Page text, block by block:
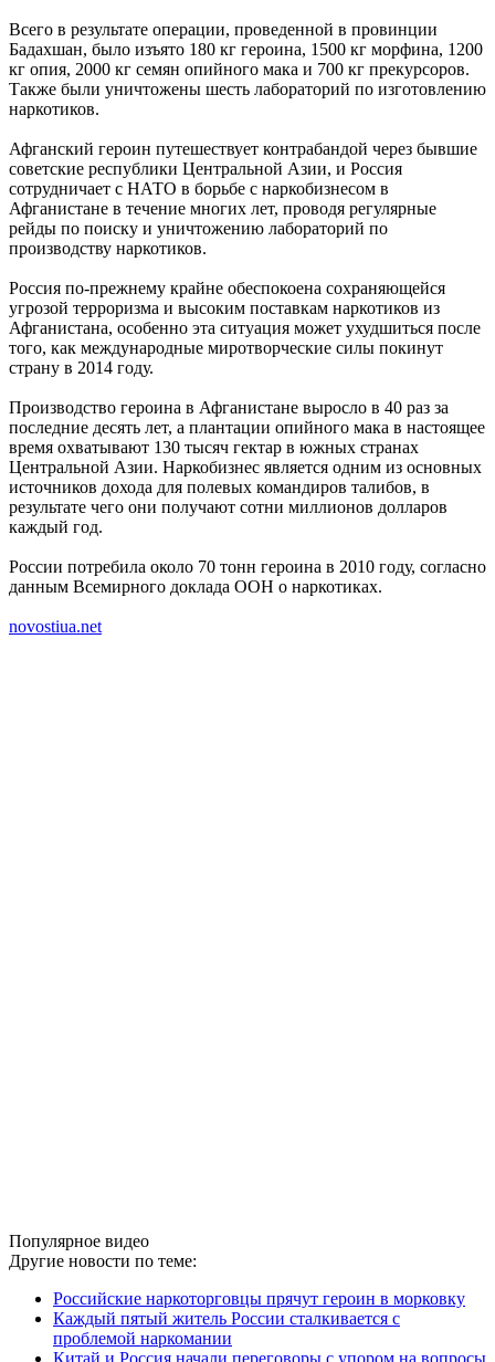
Всего в результате операции, проведенной в провинции
Бадахшан, было изъято 180 кг героина, 1500 кг морфина, 1200
кг опия, 2000 кг семян опийного мака и 700 кг прекурсоров.
Также были уничтожены шесть лабораторий по изготовлению
наркотиков.
Афганский героин путешествует контрабандой через бывшие
советские республики Центральной Азии, и Россия
сотрудничает с НАТО в борьбе с наркобизнесом в
Афганистане в течение многих лет, проводя регулярные
рейды по поиску и уничтожению лабораторий по
производству наркотиков.
Россия по-прежнему крайне обеспокоена сохраняющейся
угрозой терроризма и высоким поставкам наркотиков из
Афганистана, особенно эта ситуация может ухудшиться после
того, как международные миротворческие силы покинут
страну в 2014 году.
Производство героина в Афганистане выросло в 40 раз за
последние десять лет, а плантации опийного мака в настоящее
время охватывают 130 тысяч гектар в южных странах
Центральной Азии. Наркобизнес является одним из основных
источников дохода для полевых командиров талибов, в
результате чего они получают сотни миллионов долларов
каждый год.
России потребила около 70 тонн героина в 2010 году, согласно
данным Всемирного доклада ООН о наркотиках.
novostiua.net
Популярное видео
Другие новости по теме:
Российские наркоторговцы прячут героин в морковку
Каждый пятый житель России сталкивается с
проблемой наркомании
Китай и Россия начали переговоры с упором на вопросы